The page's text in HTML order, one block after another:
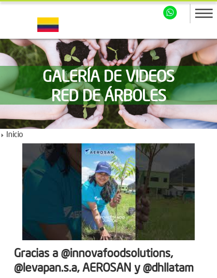
GALERÍA DE VIDEOS
RED DE ÁRBOLES
Inicio
Gracias a @innovafoodsolutions,
@levapan.s.a, AEROSAN y @dhllatam